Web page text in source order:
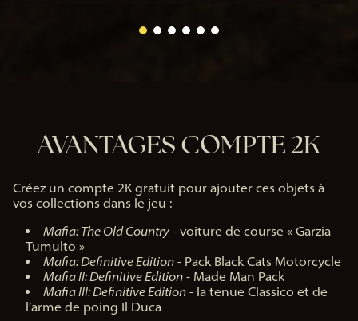
AVANTAGES COMPTE 2K
Créez un compte 2K gratuit pour ajouter ces objets à
vos collections dans le jeu :
Mafia: The Old Country - voiture de course « Garzia
Tumulto »
Mafia: Definitive Edition - Pack Black Cats Motorcycle
Mafia II: Definitive Edition - Made Man Pack
Mafia III: Definitive Edition - la tenue Classico et de
l’arme de poing Il Duca